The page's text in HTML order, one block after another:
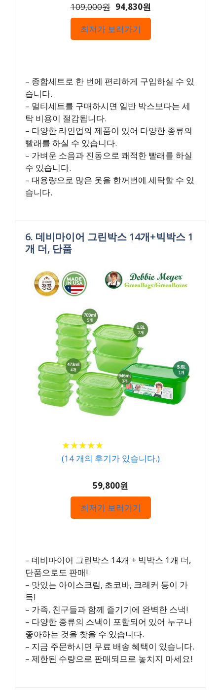
109,000원 94,830원
최저가 보러가기
– 종합세트로 한 번에 편리하게 구입하실 수 있
습니다.
– 멀티세트를 구매하시면 일반 박스보다는 세
탁 비용이 절감됩니다.
– 다양한 라인업의 제품이 있어 다양한 종류의
빨래를 하실 수 있습니다.
– 가벼운 소음과 진동으로 쾌적한 빨래를 하실
수 있습니다.
– 대용량으로 많은 옷을 한꺼번에 세탁할 수 있
습니다.
6. 데비마이어 그린박스 14개+빅박스 1
개 더, 단품
★★★★★
★★★★★
(14개의 후기가 있습니다.)
59,800원
최저가 보러가기
– 데비마이어 그린박스 14개 + 빅박스 1개 더,
단품으로도 판매!
– 맛있는 아이스크림, 초코바, 크래커 등이 가
득!
– 가족, 친구들과 함께 즐기기에 완벽한 스낵!
– 다양한 종류의 스낵이 포함되어 있어 누구나
좋아하는 것을 찾을 수 있습니다.
– 지금 주문하시면 무료 배송 혜택이 있습니다.
– 제한된 수량으로 판매되므로 놓치지 마세요!